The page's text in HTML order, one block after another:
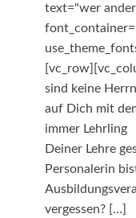
text="wer
sind keine
auf Dich mit
immer Lehrling
Deiner Lehre
Personalerin
vergessen? […]